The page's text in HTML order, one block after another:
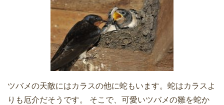
ツバメの天敵にはカラスの他に蛇もいます。蛇はカラスよ
りも厄介だそうです。 そこで、可愛いツバメの雛を蛇か